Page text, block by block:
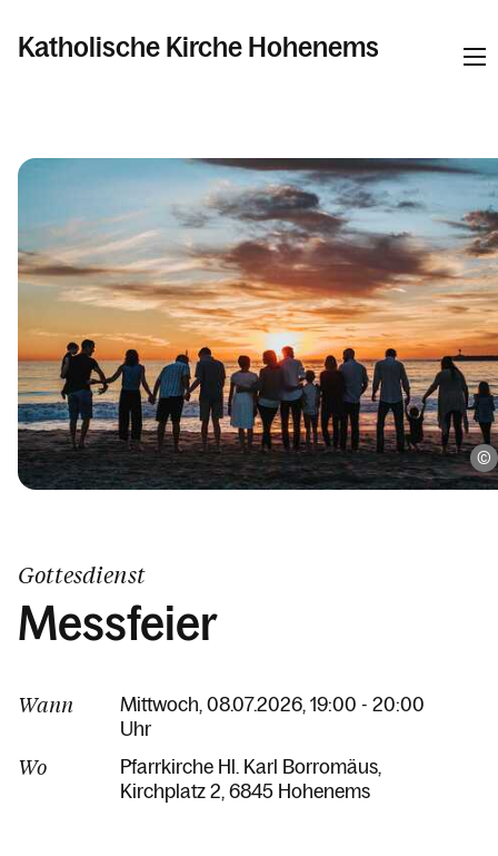
Katholische Kirche Hohenems
Pfarren
Kalender
Personen
Kontakt
Gottesdienst
Messfeier
Wann
Mittwoch, 08.07.2026, 19:00 - 20:00
Uhr
Wo
Pfarrkirche Hl. Karl Borromäus
Kirchplatz 2 6845 Hohenems